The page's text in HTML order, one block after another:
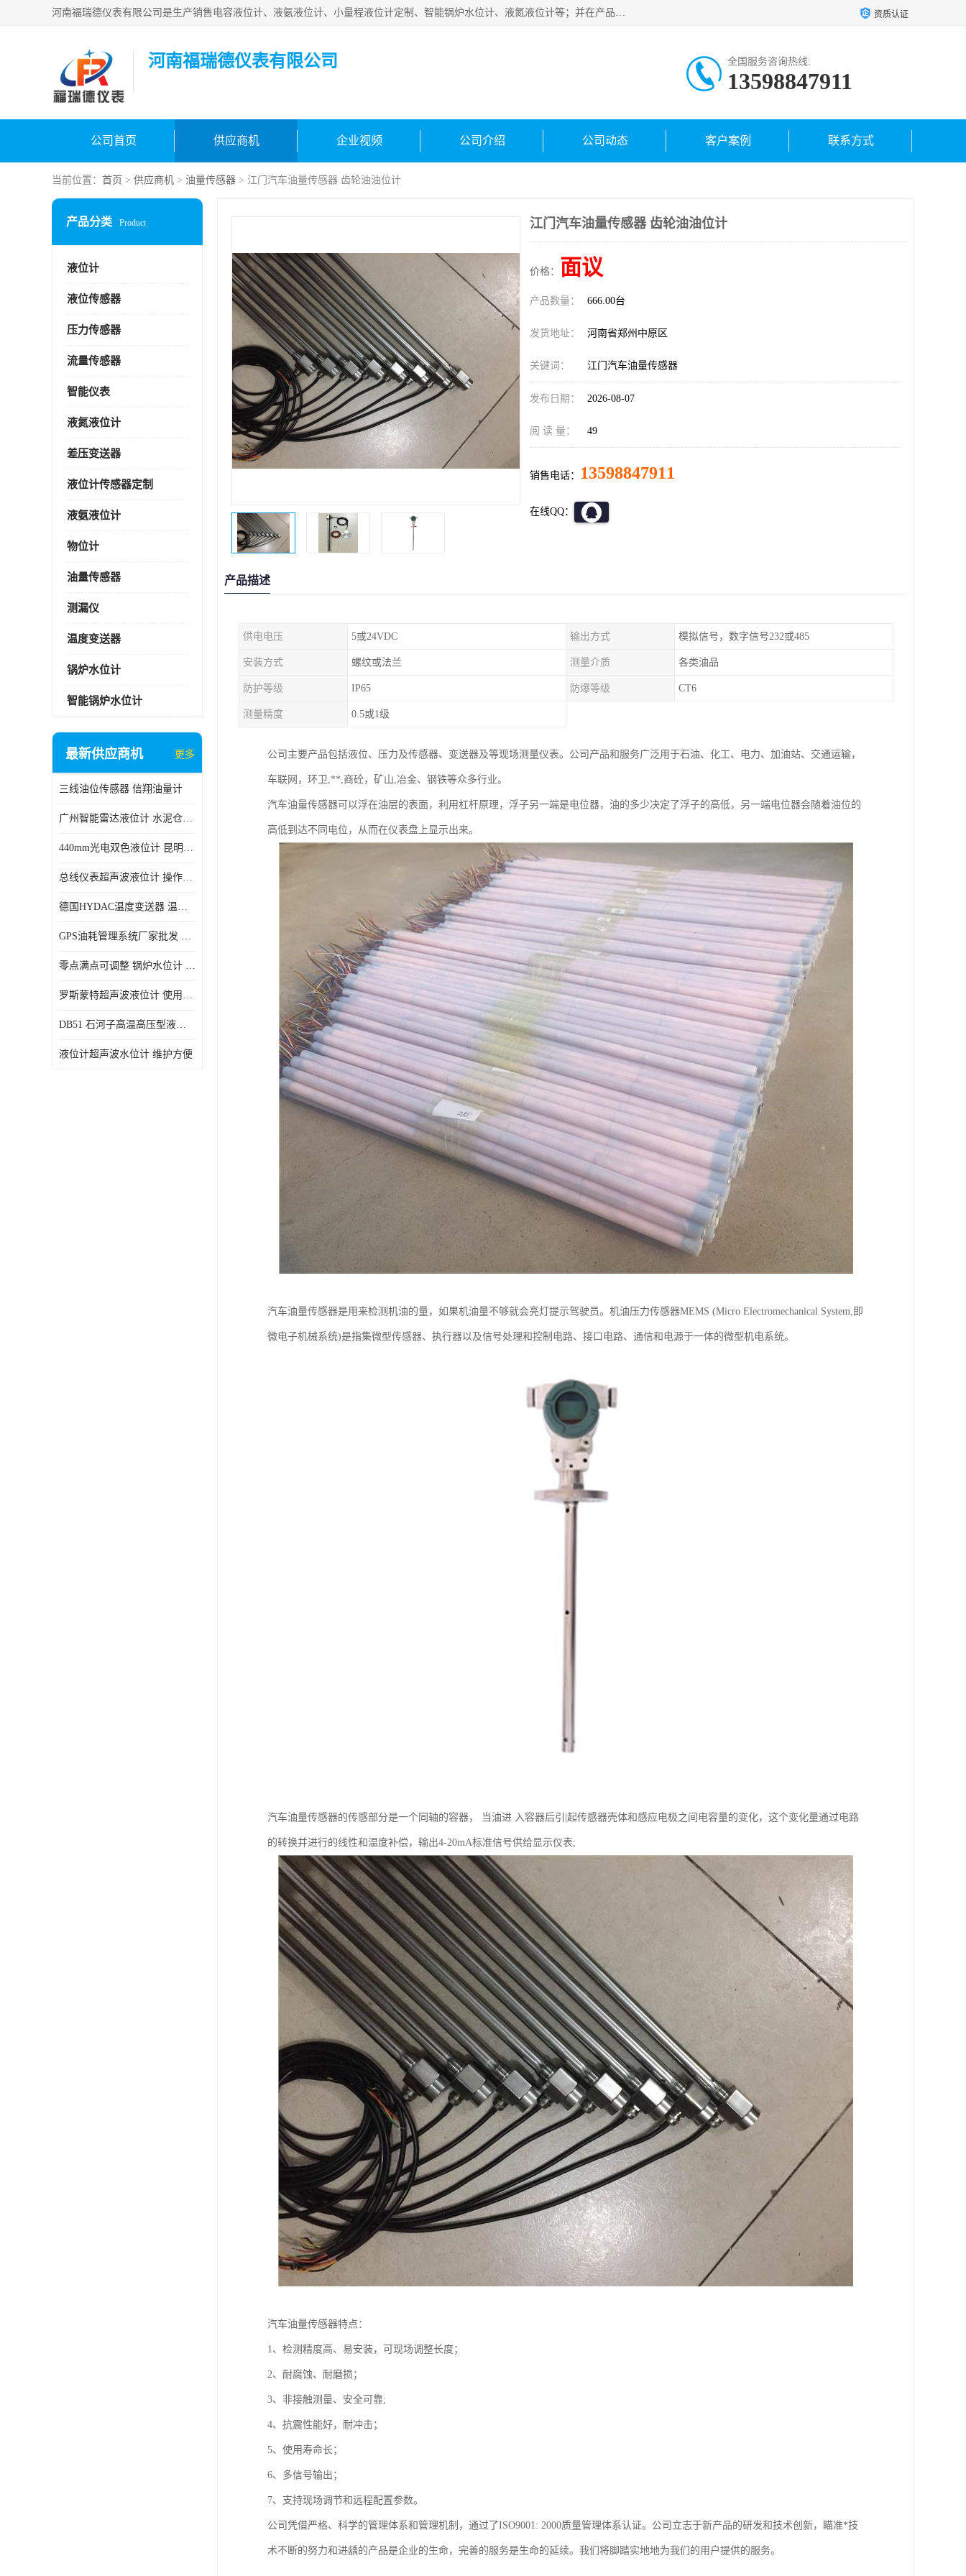
河南福瑞德仪表有限公司是生产销售电容液位计、液氨液位计、小量程液位计定制、智能锅炉水位计、液氮液位计等；并在产品开发、研制的过程中，吸取国内外仪器仪表的技术精华，建立了一支高、精、尖的科研开发队伍，使产品性能不断升级。 资质认证
河南福瑞德仪表有限公司 全国服务咨询热线:
13598847911
公司首页 供应商机 企业视频 公司介绍 公司动态 客户案例 联系方式
当前位置： 首页 > 供应商机 > 油量传感器 > 江门汽车油量传感器 齿轮油油位计
产品分类 Product
液位计
液位传感器
压力传感器
流量传感器
智能仪表
液氮液位计
差压变送器
液位计传感器定制
液氨液位计
物位计
油量传感器
测漏仪
温度变送器
锅炉水位计
智能锅炉水位计
最新供应商机 更多
三线油位传感器 信翔油量计
广州智能雷达液位计 水泥仓料位
440mm光电双色液位计 昆明锅炉汽包用光电液位计
总线仪表超声波液位计 操作简单
德国HYDAC温度变送器 温度变送器工作原理 市场性价比优
GPS油耗管理系统厂家批发 CR-606 汽车油位传感器故障
零点满点可调整 锅炉水位计 太原智能锅炉汽包液位计生产厂家
罗斯蒙特超声波液位计 使用寿命长
DB51 石河子高温高压型液位变送器 性能稳定
液位计超声波水位计 维护方便
江门汽车油量传感器 齿轮油油位计
价格： 面议
产品数量： 666.00台
发货地址： 河南省郑州中原区
关键词： 江门汽车油量传感器
发布日期： 2026-08-07
阅 读 量： 49
销售电话： 13598847911
在线QQ：
产品描述
供电电压 5或24VDC 输出方式 模拟信号，数字信号232或485
安装方式 螺纹或法兰 测量介质 各类油品
防护等级 IP65 防爆等级 CT6
测量精度 0.5或1级
公司主要产品包括液位、压力及传感器、变送器及等现场测量仪表。公司产品和服务广泛用于石油、化工、电力、加油站、交通运输，
车联网，环卫,**,商砼，矿山,冶金、钢铁等众多行业。
汽车油量传感器可以浮在油层的表面，利用杠杆原理，浮子另一端是电位器，油的多少决定了浮子的高低，另一端电位器会随着油位的
高低到达不同电位，从而在仪表盘上显示出来。
汽车油量传感器是用来检测机油的量，如果机油量不够就会亮灯提示驾驶员。机油压力传感器MEMS (Micro Electromechanical System,即
微电子机械系统)是指集微型传感器、执行器以及信号处理和控制电路、接口电路、通信和电源于一体的微型机电系统。
汽车油量传感器的传感部分是一个同轴的容器， 当油进 入容器后引|起传感器壳体和感应电极之间电容量的变化，这个变化量通过电路
的转换并进行的线性和温度补偿，输出4-20mA标准信号供给显示仪表;
汽车油量传感器特点：
1、检测精度高、易安装，可现场调整长度；
2、耐腐蚀、耐磨损；
3、非接触测量、安全可靠;
4、抗震性能好，耐冲击；
5、使用寿命长；
6、多信号输出；
7、支持现场调节和远程配置参数。
公司凭借严格、科学的管理体系和管理机制，通过了ISO9001: 2000质量管理体系认证。公司立志于新产品的研发和技术创新，瞄准*技
术不断的努力和进龋的产品是企业的生命，完善的服务是生命的延续。我们将脚踏实地地为我们的用户提供的服务。